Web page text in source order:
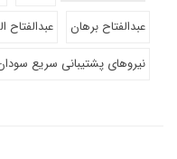
عبدالفتاح برهان
عبدالفتاح
نیروهای پشتیبانی سریع